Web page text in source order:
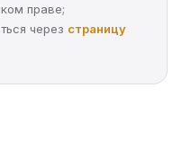
праве;
через страницу